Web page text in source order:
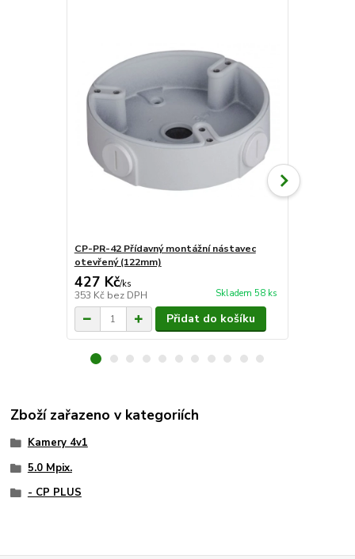
CP-PR-42 Přídavný montážní nástavec
otevřený (122mm)
427 Kč/ks
353 Kč bez DPH Skladem 58 ks
Přidat do košíku
Zboží zařazeno v kategoriích
Kamery 4v1
5.0 Mpix.
- CP PLUS